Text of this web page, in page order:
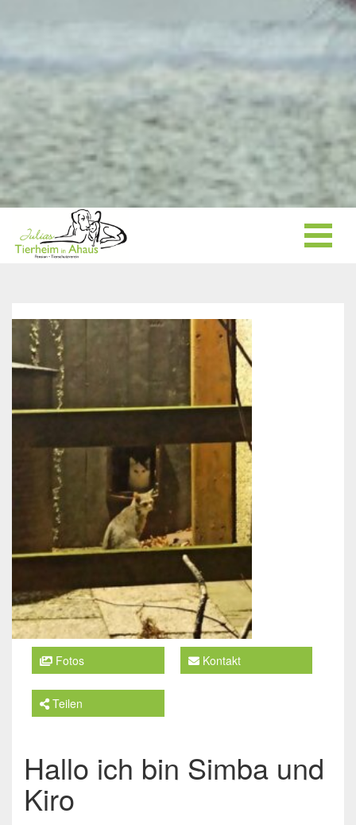
Fotos Kontakt
Teilen
Hallo ich bin Simba und
Kiro